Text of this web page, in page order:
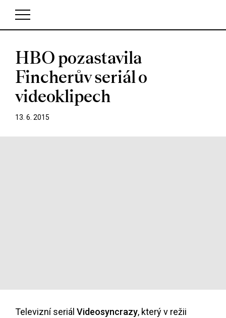
V košíku zatím nemáte žádné položky.
HBO pozastavila
Fincherův seriál o
videoklipech
13. 6. 2015
Televizní seriál Videosyncrazy, který v režii